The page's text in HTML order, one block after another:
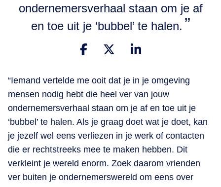
ondernemersverhaal staan om je af
en toe uit je ‘bubbel’ te halen.
“Iemand vertelde me ooit dat je in je omgeving
mensen nodig hebt die heel ver van jouw
ondernemersverhaal staan om je af en toe uit je
‘bubbel’ te halen. Als je graag doet wat je doet, kan
je jezelf wel eens verliezen in je werk of contacten
die er rechtstreeks mee te maken hebben. Dit
verkleint je wereld enorm. Zoek daarom vrienden
ver buiten je ondernemerswereld om eens over